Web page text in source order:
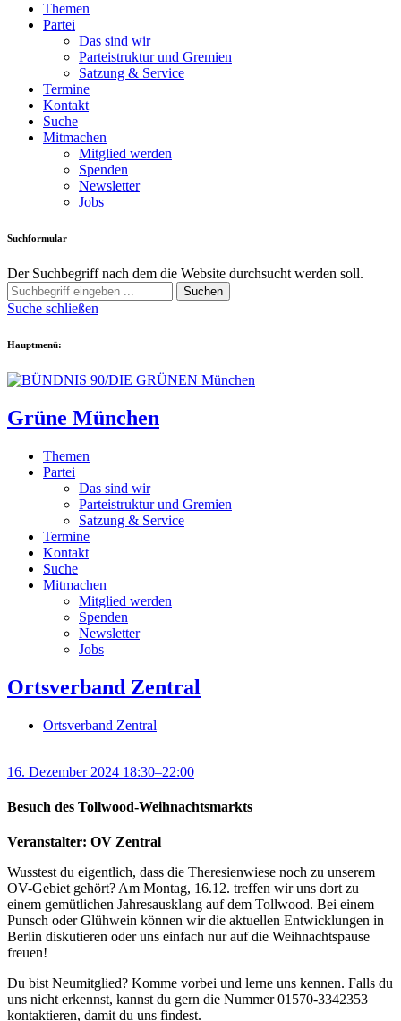
Themen
Partei
Das sind wir
Parteistruktur und Gremien
Satzung & Service
Termine
Kontakt
Suche
Mitmachen
Mitglied werden
Spenden
Newsletter
Jobs
Suchformular
Der Suchbegriff nach dem die Website durchsucht werden soll.
Suchen
Suche schließen
Hauptmenü:
Grüne München
Themen
Partei
Das sind wir
Parteistruktur und Gremien
Satzung & Service
Termine
Kontakt
Suche
Mitmachen
Mitglied werden
Spenden
Newsletter
Jobs
Ortsverband Zentral
Ortsverband Zentral
16. Dezember 2024 18:30–22:00
Besuch des Tollwood-Weihnachtsmarkts
Veranstalter: OV Zentral
Wusstest du eigentlich, dass die Theresienwiese noch zu unserem
OV-Gebiet gehört? Am Montag, 16.12. treffen wir uns dort zu
einem gemütlichen Jahresausklang auf dem Tollwood. Bei einem
Punsch oder Glühwein können wir die aktuellen Entwicklungen in
Berlin diskutieren oder uns einfach nur auf die Weihnachtspause
freuen!
Du bist Neumitglied? Komme vorbei und lerne uns kennen. Falls du
uns nicht erkennst, kannst du gern die Nummer 01570-3342353
kontaktieren, damit du uns findest.